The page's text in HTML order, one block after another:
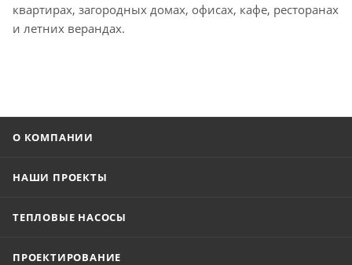
квартирах, загородных домах, офисах, кафе, ресторанах
и летних верандах.
О КОМПАНИИ
НАШИ ПРОЕКТЫ
ТЕПЛОВЫЕ НАСОСЫ
ПРОЕКТИРОВАНИЕ